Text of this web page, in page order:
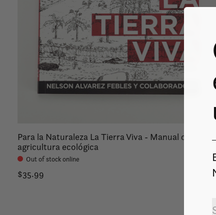
Para la Naturaleza La Tierra Viva - Manual de
agricultura ecológica
Out of stock online
$35.99